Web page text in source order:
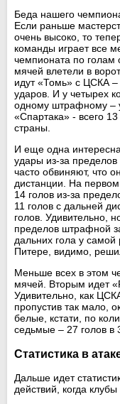
Беда нашего
Если раньше
очень высоко, то
команды играет все
чемпионата по голам
мячей влетели в
идут «Томь» с ЦСКА
ударов. И у четырех
одному штрафному –
«Спартака» - всего
страны.
И еще одна
удары из-за
часто обвиняют, что
дистанции. На
14 голов из-за
11 голов с дальней
голов. Удивительно,
пределов штрафной
дальних гола у самой
Питере, видимо,
Меньше всех в этом
мячей. Вторым идет
Удивительно, как
пропустив так мало,
белые, кстати, по
седьмые – 27 голов в
Статистика в
Дальше идет
действий, когда